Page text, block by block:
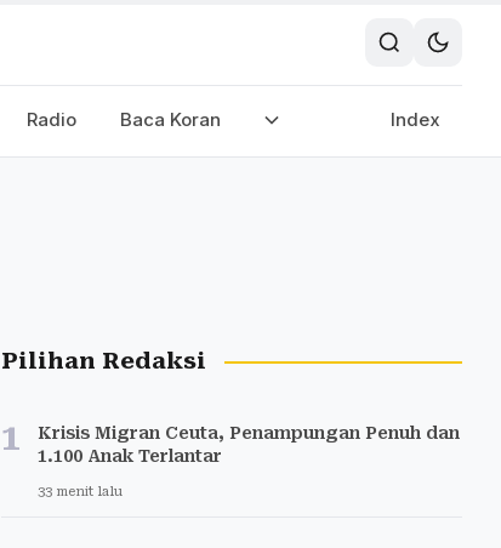
Radio Baca Koran Index
Pilihan Redaksi
1
Krisis Migran Ceuta, Penampungan Penuh dan
1.100 Anak Terlantar
33 menit lalu